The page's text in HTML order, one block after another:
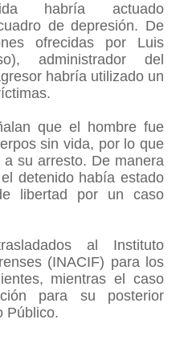
habría actuado
de depresión. De
ofrecidas por Luis
administrador del
habría utilizado un
que el hombre fue
sin vida, por lo que
su arresto. De manera
detenido había estado
libertad por un caso
al Instituto
(INACIF) para los
mientras el caso
para su posterior
Público.